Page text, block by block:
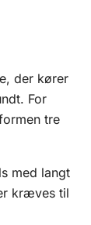
der kører
For
tre
med langt
kræves til